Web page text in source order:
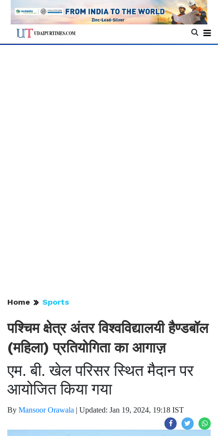
Home Sports
पश्चिम क्षेत्र अंतर विश्वविद्यालयी हैण्डबॉल
(महिला) प्रतियोगिता का आगाज़
एम. बी. खेल परिसर स्थित मैदान पर
आयोजित किया गया
By Mansoor Orawala | Updated: Jan 19, 2024, 19:18 IST